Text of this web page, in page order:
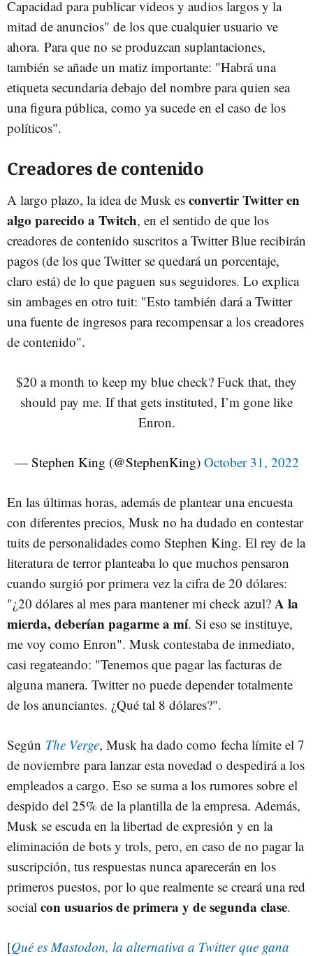
Capacidad para publicar videos y audios largos y la
mitad de anuncios" de los que cualquier usuario ve
ahora. Para que no se produzcan suplantaciones,
también se añade un matiz importante: "Habrá una
etiqueta secundaria debajo del nombre para quien sea
una figura pública, como ya sucede en el caso de los
políticos".
Creadores de contenido
A largo plazo, la idea de Musk es convertir Twitter en
algo parecido a Twitch, en el sentido de que los
creadores de contenido suscritos a Twitter Blue recibirán
pagos (de los que Twitter se quedará un porcentaje,
claro está) de lo que paguen sus seguidores. Lo explica
sin ambages en otro tuit: "Esto también dará a Twitter
una fuente de ingresos para recompensar a los creadores
de contenido".
$20 a month to keep my blue check? Fuck that, they
should pay me. If that gets instituted, I’m gone like
Enron.
— Stephen King (@StephenKing) October 31, 2022
En las últimas horas, además de plantear una encuesta
con diferentes precios, Musk no ha dudado en contestar
tuits de personalidades como Stephen King. El rey de la
literatura de terror planteaba lo que muchos pensaron
cuando surgió por primera vez la cifra de 20 dólares:
"¿20 dólares al mes para mantener mi check azul? A la
mierda, deberían pagarme a mí. Si eso se instituye,
me voy como Enron". Musk contestaba de inmediato,
casi regateando: "Tenemos que pagar las facturas de
alguna manera. Twitter no puede depender totalmente
de los anunciantes. ¿Qué tal 8 dólares?".
Según The Verge, Musk ha dado como fecha límite el 7
de noviembre para lanzar esta novedad o despedirá a los
empleados a cargo. Eso se suma a los rumores sobre el
despido del 25% de la plantilla de la empresa. Además,
Musk se escuda en la libertad de expresión y en la
eliminación de bots y trols, pero, en caso de no pagar la
suscripción, tus respuestas nunca aparecerán en los
primeros puestos, por lo que realmente se creará una red
social con usuarios de primera y de segunda clase.
[Qué es Mastodon, la alternativa a Twitter que gana